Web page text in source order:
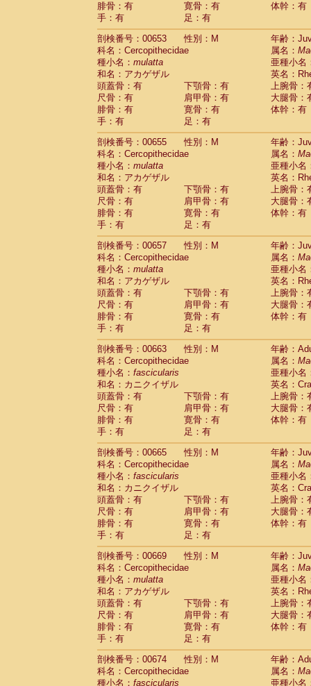
腓骨：有
寛骨：有
体幹：有
手：有
足：有
剖検番号：00653
性別：M
年齢：
科名：Cercopithecidae
属名：
種小名： mulatta
亜種小名
和名：アカゲザル
英名：
頭蓋骨：有
下顎骨：有
上腕骨：
尺骨：有
肩甲骨：有
大腿骨：
腓骨：有
寛骨：有
体幹：有
手：有
足：有
剖検番号：00655
性別：M
年齢：
科名：Cercopithecidae
属名：
種小名： mulatta
亜種小名
和名：アカゲザル
英名：
頭蓋骨：有
下顎骨：有
上腕骨：
尺骨：有
肩甲骨：有
大腿骨：
腓骨：有
寛骨：有
体幹：有
手：有
足：有
剖検番号：00657
性別：M
年齢：
科名：Cercopithecidae
属名：
種小名： mulatta
亜種小名
和名：アカゲザル
英名：
頭蓋骨：有
下顎骨：有
上腕骨：
尺骨：有
肩甲骨：有
大腿骨：
腓骨：有
寛骨：有
体幹：有
手：有
足：有
剖検番号：00663
性別：M
年齢：
科名：Cercopithecidae
属名：
種小名： fascicularis
亜種小名
和名：カニクイザル
英名：
頭蓋骨：有
下顎骨：有
上腕骨：
尺骨：有
肩甲骨：有
大腿骨：
腓骨：有
寛骨：有
体幹：有
手：有
足：有
剖検番号：00665
性別：M
年齢：
科名：Cercopithecidae
属名：
種小名： fascicularis
亜種小名
和名：カニクイザル
英名：
頭蓋骨：有
下顎骨：有
上腕骨：
尺骨：有
肩甲骨：有
大腿骨：
腓骨：有
寛骨：有
体幹：有
手：有
足：有
剖検番号：00669
性別：M
年齢：
科名：Cercopithecidae
属名：
種小名： mulatta
亜種小名
和名：アカゲザル
英名：
頭蓋骨：有
下顎骨：有
上腕骨：
尺骨：有
肩甲骨：有
大腿骨：
腓骨：有
寛骨：有
体幹：有
手：有
足：有
剖検番号：00674
性別：M
年齢：
科名：Cercopithecidae
属名：
種小名： fascicularis 亜種小名